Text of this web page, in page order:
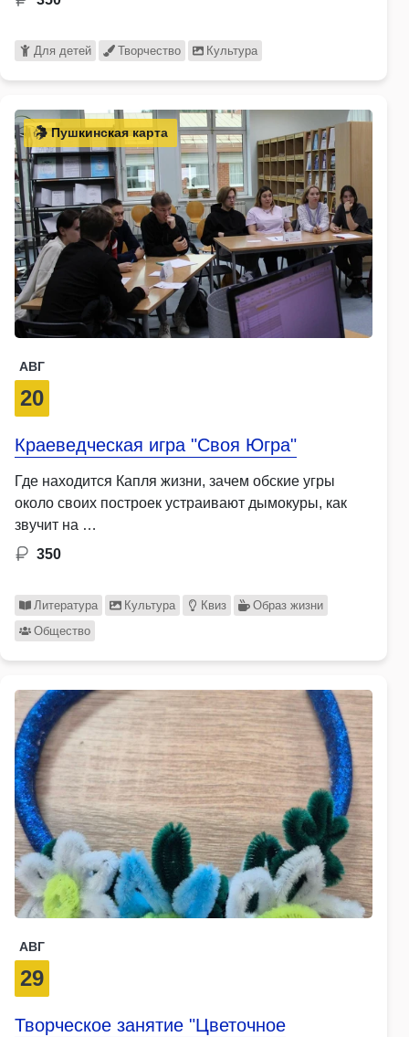
Для детей Творчество Культура
Пушкинская карта
АВГ
20
Краеведческая игра "Своя Югра"
Где находится Капля жизни, зачем обские угры
около своих построек устраивают дымокуры, как
звучит на …
350
Литература Культура Квиз
Образ жизни
Общество
АВГ
29
Творческое занятие "Цветочное